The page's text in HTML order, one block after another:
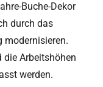
Buche-Dekor
durch das
modernisieren.
die Arbeitshöhen
werden.